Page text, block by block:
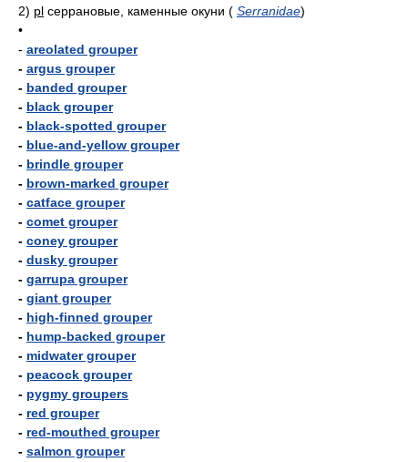
2) pl серрановые, каменные окуни ( Serranidae)
•
- areolated grouper
- argus grouper
- banded grouper
- black grouper
- black-spotted grouper
- blue-and-yellow grouper
- brindle grouper
- brown-marked grouper
- catface grouper
- comet grouper
- coney grouper
- dusky grouper
- garrupa grouper
- giant grouper
- high-finned grouper
- hump-backed grouper
- midwater grouper
- peacock grouper
- pygmy groupers
- red grouper
- red-mouthed grouper
- salmon grouper